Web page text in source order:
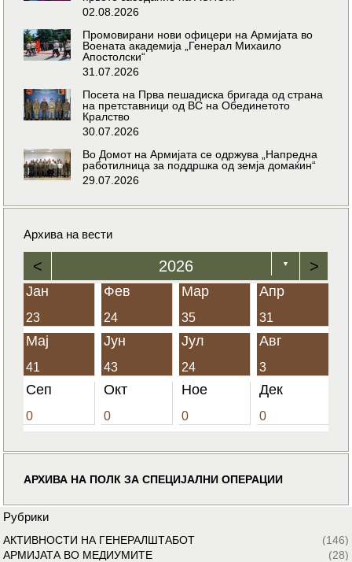
02.08.2026
Промовирани нови офицери на Армијата во
Воената академија „Генерал Михаило
Апостолски“
31.07.2026
Посета на Прва пешадиска бригада од страна
на претставници од ВС на Обединетото
Кралство
30.07.2026
Во Домот на Армијата се одржува „Напредна
работилница за поддршка од земја домаќин“
29.07.2026
Архива на вести
< 2026 ▼ >
Јан
23
Фев
24
Мар
35
Апр
31
Мај
41
Јун
43
Јул
24
Авг
3
Сеп
0
Окт
0
Ное
0
Дек
0
АРХИВА НА ПОЛК ЗА СПЕЦИЈАЛНИ ОПЕРАЦИИ
Рубрики
АКТИВНОСТИ НА ГЕНЕРАЛШТАБОТ
(146)
АРМИЈАТА ВО МЕДИУМИТЕ
(28)